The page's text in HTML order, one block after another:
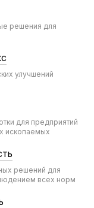
решения для
улучшений
для предприятий
ископаемых
решений для
всех норм